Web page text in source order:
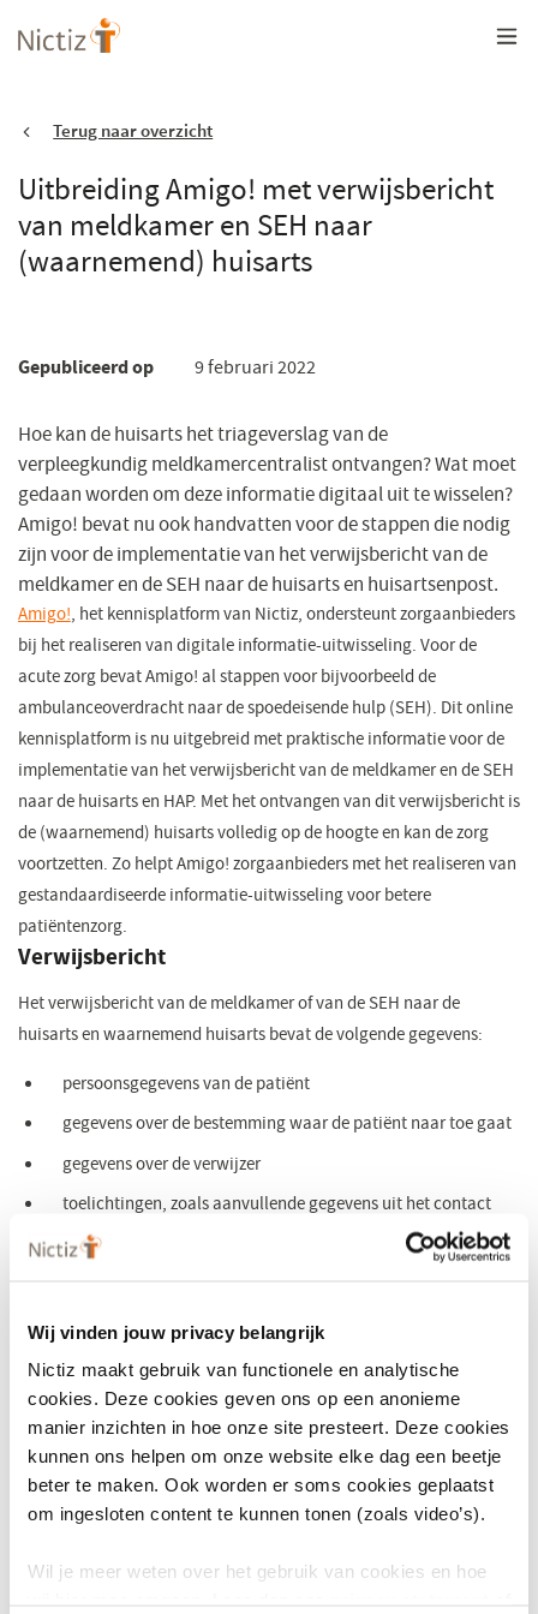
Wij vinden jouw privacy belangrijk
Nictiz maakt gebruik van functionele en analytische
cookies. Deze cookies geven ons op een anonieme
manier inzichten in hoe onze site presteert. Deze cookies
kunnen ons helpen om onze website elke dag een beetje
beter te maken. Ook worden er soms cookies geplaatst
om ingesloten content te kunnen tonen (zoals video’s).
Wil je meer weten over het gebruik van cookies en hoe
Overslaan
en
gaanTerug naar overzicht
Uitbreiding Amigo! met verwijsbericht
van meldkamer en SEH naar
(waarnemend) huisarts
Gepubliceerd op 9 februari 2022
Hoe kan de huisarts het triageverslag van de
verpleegkundig meldkamercentralist ontvangen? Wat moet
gedaan worden om deze informatie digitaal uit te wisselen?
Amigo! bevat nu ook handvatten voor de stappen die nodig
zijn voor de implementatie van het verwijsbericht van de
meldkamer en de SEH naar de huisarts en huisartsenpost.
Amigo!(opent
in
een
nieuw
venster)
, het kennisplatform van Nictiz, ondersteunt zorgaanbieders
bij het realiseren van digitale informatie-uitwisseling. Voor de
acute zorg bevat Amigo! al stappen voor bijvoorbeeld de
ambulanceoverdracht naar de spoedeisende hulp (SEH). Dit online
kennisplatform is nu uitgebreid met praktische informatie voor de
implementatie van het verwijsbericht van de meldkamer en de SEH
naar de huisarts en HAP. Met het ontvangen van dit verwijsbericht is
de (waarnemend) huisarts volledig op de hoogte en kan de zorg
voortzetten. Zo helpt Amigo! zorgaanbieders met het realiseren van
gestandaardiseerde informatie-uitwisseling voor betere
patiëntenzorg.
Verwijsbericht
Het verwijsbericht van de meldkamer of van de SEH naar de
huisarts en waarnemend huisarts bevat de volgende gegevens:
persoonsgegevens van de patiënt
gegevens over de bestemming waar de patiënt naar toe gaat
gegevens over de verwijzer
toelichtingen, zoals aanvullende gegevens uit het contact
met de patiënt
Hoe het werkt
Nictiz biedt in Amigo! de stappen die nodig zijn voor het
implementeren van gestandaardiseerde informatie-uitwisseling
stapsgewijs aan. Alles wat informatie-uitwisseling in de organisatie
raakt zoals organisatiebeleid, zorgprocessen, informatie, applicatie
zorgaanbieder kan met deze acties een plan van aanpak maken dat